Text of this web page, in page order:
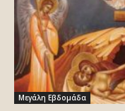
Μεγάλη Εβδομάδα